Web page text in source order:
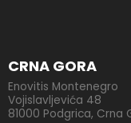
CRNA GORA
Enovitis Montenegro
Vojislavljevića 48
81000 Podgrica, Crna